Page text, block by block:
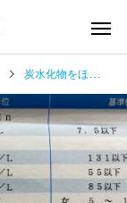
炭水化物をほぼ食べないダイエットの問題点